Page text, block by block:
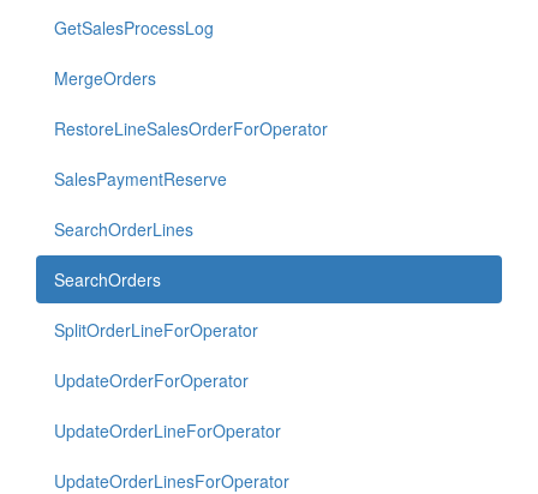
GetSalesProcessLog
MergeOrders
RestoreLineSalesOrderForOperator
SalesPaymentReserve
SearchOrderLines
SearchOrders
SplitOrderLineForOperator
UpdateOrderForOperator
UpdateOrderLineForOperator
UpdateOrderLinesForOperator